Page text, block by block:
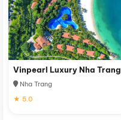
Vinpearl Luxury Nha Trang
Nha Trang
★ 5.0